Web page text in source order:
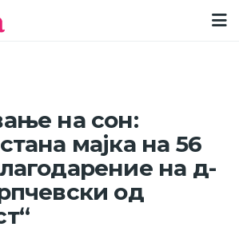
на сон:
мајка на 56
на д-
од